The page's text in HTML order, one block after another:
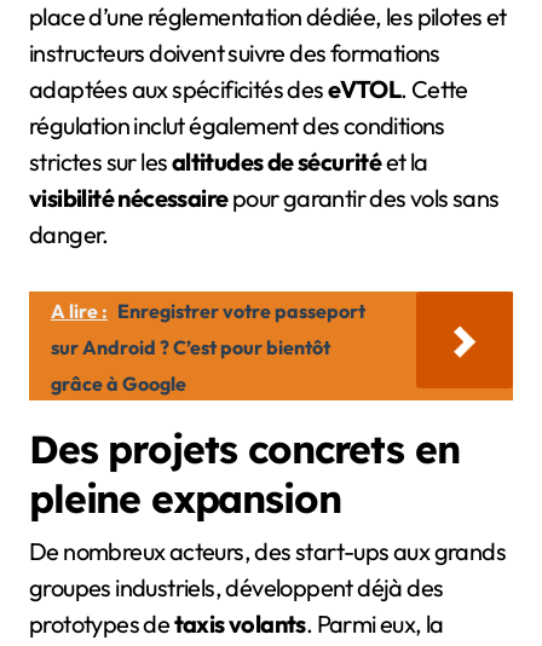
place d’une réglementation dédiée, les pilotes et
instructeurs doivent suivre des formations
adaptées aux spécificités deseVTOL. Cette
régulation inclut également des conditions
strictes sur lesaltitudes de sécuritéet la
visibilité nécessairepour garantir des vols sans
danger.
A lire : Enregistrer votre passeport
sur Android ? C’est pour bientôt
grâce à Google
Des projets concrets en
pleine expansion
De nombreux acteurs, des start-ups aux grands
groupes industriels, développent déjà des
prototypes detaxis volants. Parmi eux, la